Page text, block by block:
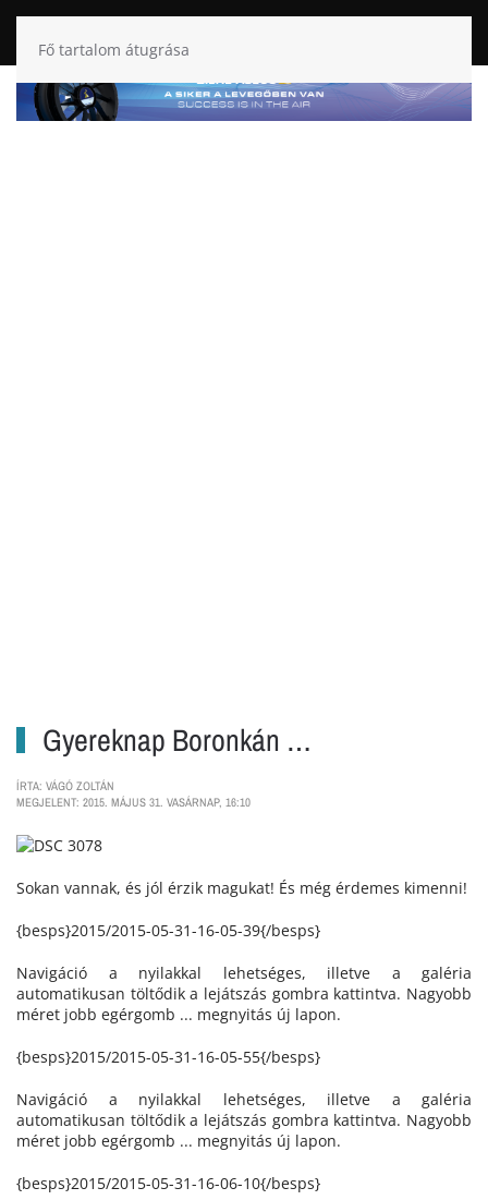
Fő tartalom átugrása
Gyereknap Boronkán …
ÍRTA: VÁGÓ ZOLTÁN
MEGJELENT: 2015. MÁJUS 31. VASÁRNAP, 16:10
Sokan vannak, és jól érzik magukat! És még érdemes kimenni!
{besps}2015/2015-05-31-16-05-39{/besps}
Navigáció a nyilakkal lehetséges, illetve a galéria
automatikusan töltődik a lejátszás gombra kattintva. Nagyobb
méret jobb egérgomb ... megnyitás új lapon.
{besps}2015/2015-05-31-16-05-55{/besps}
Navigáció a nyilakkal lehetséges, illetve a galéria
automatikusan töltődik a lejátszás gombra kattintva. Nagyobb
méret jobb egérgomb ... megnyitás új lapon.
{besps}2015/2015-05-31-16-06-10{/besps}